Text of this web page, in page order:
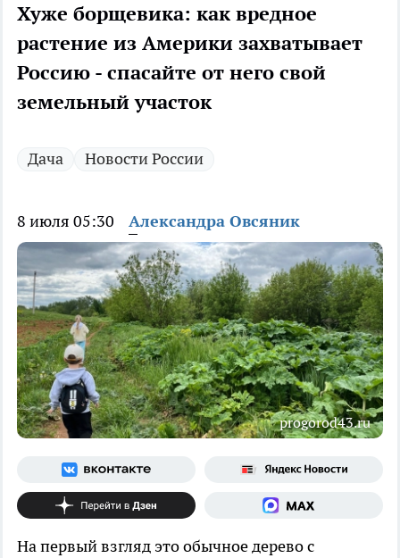
Хуже борщевика: как вредное
растение из Америки захватывает
Россию - спасайте от него свой
земельный участок
Дача Новости России
8 июля 05:30 Александра Овсяник
progorod43.ru
На первый взгляд это обычное дерево с